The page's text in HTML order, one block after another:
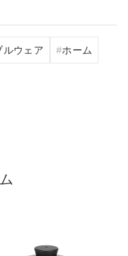
ルウェア ホーム